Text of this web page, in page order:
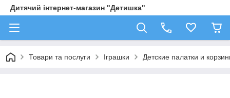
Дитячий інтернет-магазин "Детишка"
Товари та послуги Іграшки Детские палатки и